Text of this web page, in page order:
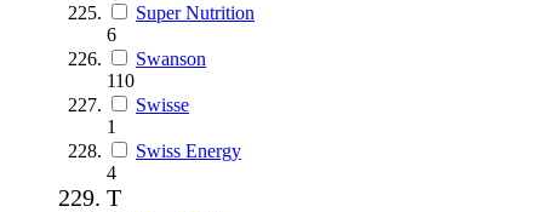
Super Nutrition
6
Swanson
110
Swisse
1
Swiss Energy
4
T